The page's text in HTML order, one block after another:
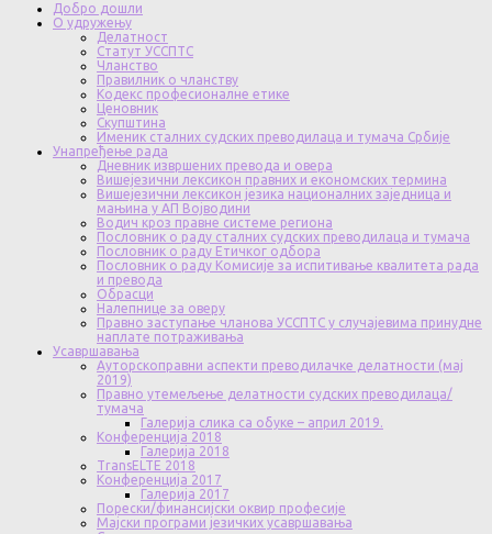
Добро дошли
О удружењу
Делатност
Статут УССПТС
Чланство
Правилник о чланству
Кодекс професионалне етике
Ценовник
Скупштина
Именик сталних судских преводилаца и тумача Србије
Унапређење рада
Дневник извршених превода и овера
Вишејезични лексикон правних и економских термина
Вишејезични лексикон језика националних заједница и
мањина у АП Војводини
Водич кроз правне системе региона
Пословник о раду сталних судских преводилаца и тумача
Пословник о раду Етичког одбора
Пословник о раду Комисије за испитивање квалитета рада
и превода
Обрасци
Налепнице за оверу
Правно заступање чланова УССПТС у случајевима принудне
наплате потраживања
Усавршавања
Ауторскоправни аспекти преводилачке делатности (мај
2019)
Правно утемељење делатности судских преводилаца/
тумача
Галерија слика са обуке – април 2019.
Конференција 2018
Галерија 2018
TransELTE 2018
Конференција 2017
Галерија 2017
Порески/финансијски оквир професије
Мајски програми језичких усавршавања